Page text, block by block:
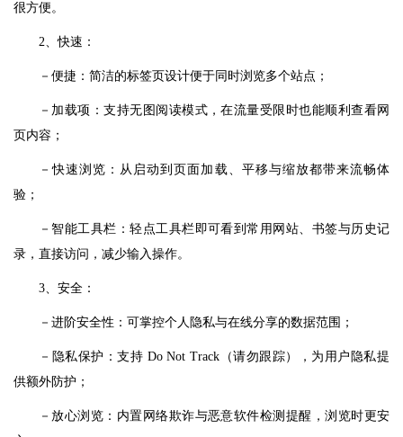
很方便。
2、快速：
－便捷：简洁的标签页设计便于同时浏览多个站点；
－加载项：支持无图阅读模式，在流量受限时也能顺利查看网
页内容；
－快速浏览：从启动到页面加载、平移与缩放都带来流畅体
验；
－智能工具栏：轻点工具栏即可看到常用网站、书签与历史记
录，直接访问，减少输入操作。
3、安全：
－进阶安全性：可掌控个人隐私与在线分享的数据范围；
－隐私保护：支持 Do Not Track（请勿跟踪），为用户隐私提
供额外防护；
－放心浏览：内置网络欺诈与恶意软件检测提醒，浏览时更安